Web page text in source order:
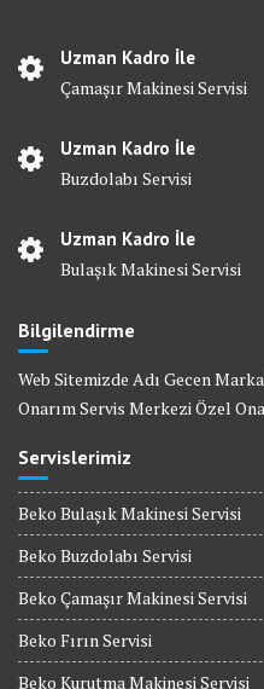
Uzman Kadro İle
Çamaşır Makinesi Servisi
Uzman Kadro İle
Buzdolabı Servisi
Uzman Kadro İle
Bulaşık Makinesi Servisi
Bilgilendirme
Web Sitemizde Adı Gecen
Onarım Servis Merkezi Özel
Servislerimiz
Beko Bulaşık Makinesi Servisi
Beko Buzdolabı Servisi
Beko Çamaşır Makinesi Servisi
Beko Fırın Servisi
Beko Kurutma Makinesi Servisi